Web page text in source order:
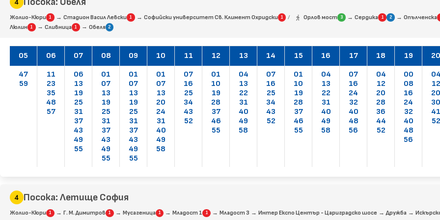
Жолио-Кюри 1 → Стадион Васил Левски 1 → Софийски университет Св. Климент Охридски 1 / Орлов мост 3 →Сердика 1 2 → Опълченска
Люлин 1 → Сливница 1 → Обеля 2
05
47
59
06
11
23
35
48
57
07
06
13
19
25
31
37
43
49
55
08
01
07
13
19
25
31
37
43
49
55
09
01
07
13
19
25
31
37
43
49
55
10
01
07
13
20
24
31
40
49
58
11
07
16
25
34
43
52
12
01
10
19
28
37
46
55
13
04
13
22
31
40
49
58
14
07
16
25
34
43
52
15
01
10
19
28
37
46
55
16
04
13
22
31
40
49
58
17
07
16
24
32
40
48
56
18
04
12
20
28
36
44
52
19
00
08
16
24
32
40
48
56
20
12
20
30
41
52
Посока: Летище София
Жолио-Кюри 1 → Г. М. Димитров 1 → Мусагеница 1 →Младост 1 1 →Младост 3 →Интер Експо Център - Цариградско шосе →Дружба →